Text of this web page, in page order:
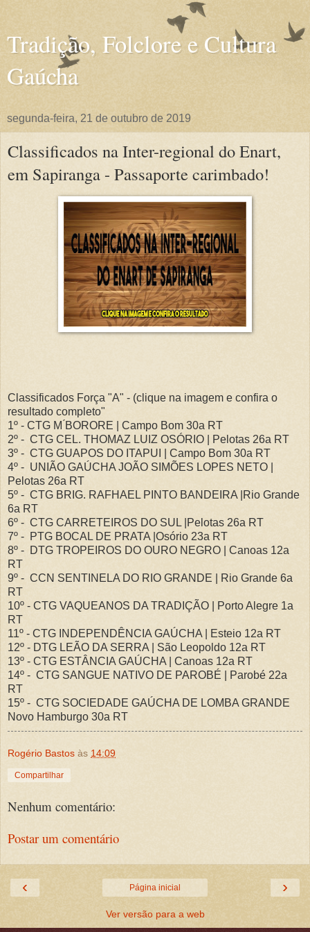
Tradição, Folclore e Cultura
Gaúcha
segunda-feira, 21 de outubro de 2019
Classificados na Inter-regional do Enart,
em Sapiranga - Passaporte carimbado!
Classificados Força "A" - (clique na imagem e confira o
resultado completo"
1º - CTG M ́BORORE | Campo Bom 30a RT
2º - CTG CEL. THOMAZ LUIZ OSÓRIO | Pelotas 26a RT
3º - CTG GUAPOS DO ITAPUI | Campo Bom 30a RT
4º - UNIÃO GAÚCHA JOÃO SIMÕES LOPES NETO |
Pelotas 26a RT
5º - CTG BRIG. RAFHAEL PINTO BANDEIRA |Rio Grande
6a RT
6º - CTG CARRETEIROS DO SUL |Pelotas 26a RT
7º - PTG BOCAL DE PRATA |Osório 23a RT
8º - DTG TROPEIROS DO OURO NEGRO | Canoas 12a
RT
9º - CCN SENTINELA DO RIO GRANDE | Rio Grande 6a
RT
10º - CTG VAQUEANOS DA TRADIÇÃO | Porto Alegre 1a
RT
11º - CTG INDEPENDÊNCIA GAÚCHA | Esteio 12a RT
12º - DTG LEÃO DA SERRA | São Leopoldo 12a RT
13º - CTG ESTÂNCIA GAÚCHA | Canoas 12a RT
14º - CTG SANGUE NATIVO DE PAROBÉ | Parobé 22a
RT
15º - CTG SOCIEDADE GAÚCHA DE LOMBA GRANDE
Novo Hamburgo 30a RT
Rogério Bastos às 14:09
Compartilhar
Nenhum comentário:
Postar um comentário
‹ ›
Página inicial
Ver versão para a web